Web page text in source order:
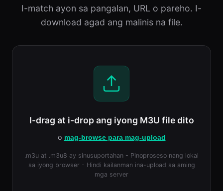
I-match ayon sa pangalan, URL o pareho. I-
download agad ang malinis na file.
I-drag at i-drop ang iyong M3U file dito
o mag-browse para mag-upload
.m3u at .m3u8 ay sinusuportahan - Pinoproseso nang lokal
sa iyong browser - Hindi kailanman ina-upload sa aming
mga server